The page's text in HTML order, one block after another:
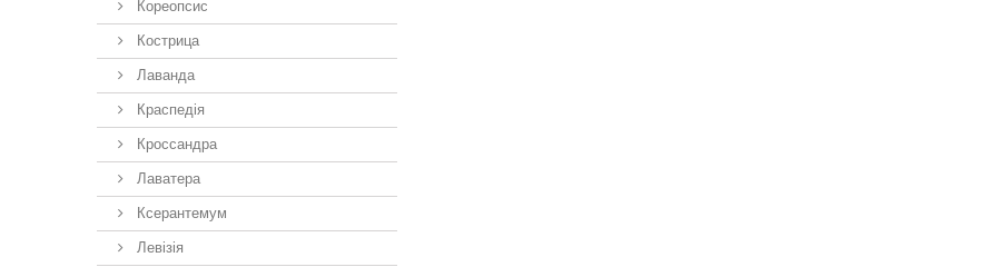
Кореопсис
Кострица
Лаванда
Краспедія
Кроссандра
Лаватера
Ксерантемум
Левізія